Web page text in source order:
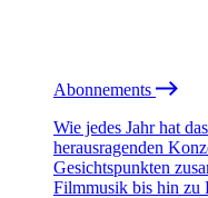
Abonnements
Wie jedes Jahr hat
herausragenden
Gesichtspunkten
Filmmusik bis hin zu